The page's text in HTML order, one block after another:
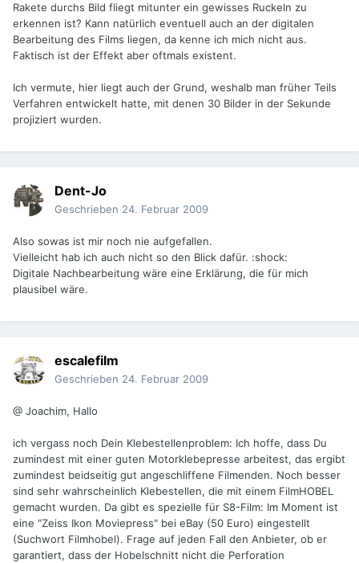
Rakete durchs Bild fliegt mitunter ein gewisses Ruckeln zu
erkennen ist? Kann natürlich eventuell auch an der digitalen
Bearbeitung des Films liegen, da kenne ich mich nicht aus.
Faktisch ist der Effekt aber oftmals existent.
Ich vermute, hier liegt auch der Grund, weshalb man früher Teils
Verfahren entwickelt hatte, mit denen 30 Bilder in der Sekunde
projiziert wurden.
Dent-Jo
Geschrieben 24. Februar 2009
Also sowas ist mir noch nie aufgefallen.
Vielleicht hab ich auch nicht so den Blick dafür. :shock:
Digitale Nachbearbeitung wäre eine Erklärung, die für mich
plausibel wäre.
escalefilm
Geschrieben 24. Februar 2009
@ Joachim, Hallo
ich vergass noch Dein Klebestellenproblem: Ich hoffe, dass Du
zumindest mit einer guten Motorklebepresse arbeitest, das ergibt
zumindest beidseitig gut angeschliffene Filmenden. Noch besser
sind sehr wahrscheinlich Klebestellen, die mit einem FilmHOBEL
gemacht wurden. Da gibt es spezielle für S8-Film: Im Moment ist
eine "Zeiss Ikon Moviepress" bei eBay (50 Euro) eingestellt
(Suchwort Filmhobel). Frage auf jeden Fall den Anbieter, ob er
garantiert, dass der Hobelschnitt nicht die Perforation